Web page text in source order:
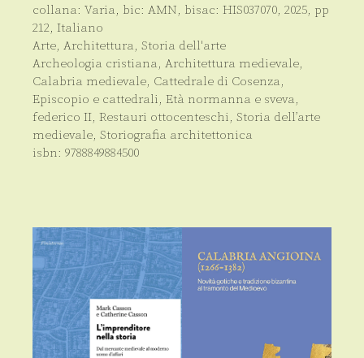
collana: Varia, bic: AMN, bisac: HIS037070, 2025, pp
212, Italiano
Arte, Architettura, Storia dell'arte
Archeologia cristiana, Architettura medievale,
Calabria medievale, Cattedrale di Cosenza,
Episcopio e cattedrali, Età normanna e sveva,
federico II, Restauri ottocenteschi, Storia dell’arte
medievale, Storiografia architettonica
isbn: 9788849884500